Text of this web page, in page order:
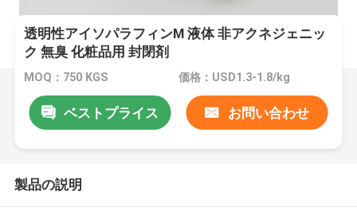
透明性アイソパラフィンM 液体 非アクネジェニッ
ク 無臭 化粧品用 封閉剤
MOQ：750 KGS 価格：USD1.3-1.8/kg
ベストプライス お問い合わせ
製品の説明